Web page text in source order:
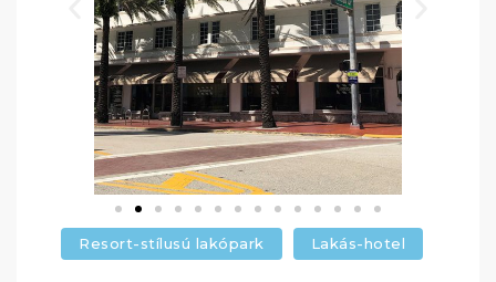
Resort-stílusú lakópark Lakás-hotel